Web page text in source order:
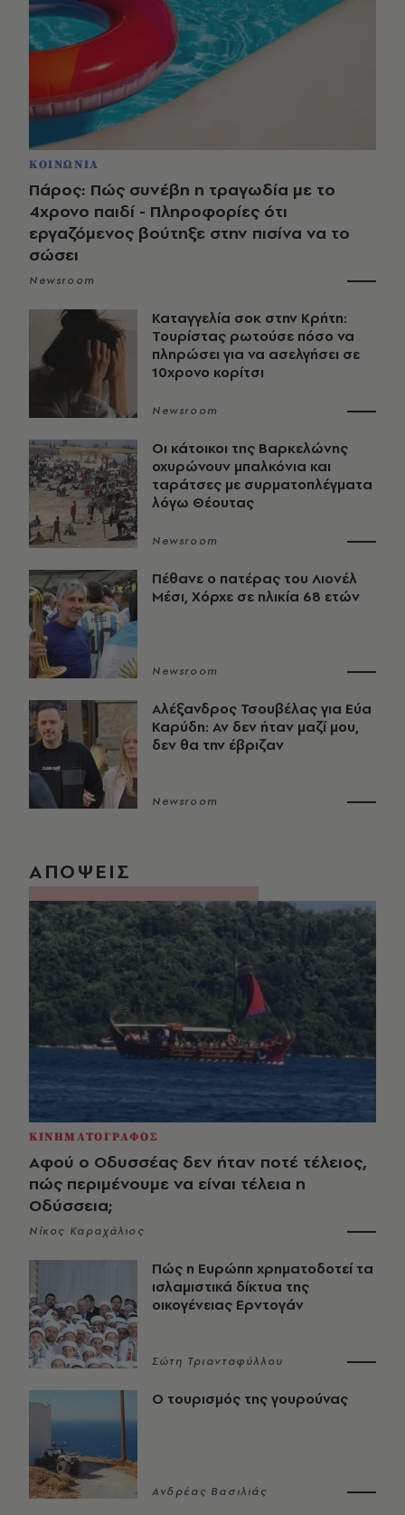
ΚΟΙΝΩΝΙΑ
Πάρος: Πώς συνέβη η τραγωδία με το
4χρονο παιδί - Πληροφορίες ότι
εργαζόμενος βούτηξε στην πισίνα να το
σώσει
Newsroom
Καταγγελία σοκ στην Κρήτη:
Τουρίστας ρωτούσε πόσο να
πληρώσει για να ασελγήσει σε
10χρονο κορίτσι
Newsroom
Οι κάτοικοι της Βαρκελώνης
οχυρώνουν μπαλκόνια και
ταράτσες με συρματοπλέγματα
λόγω Θέουτας
Newsroom
Πέθανε ο πατέρας του Λιονέλ
Μέσι, Χόρχε σε ηλικία 68 ετών
Newsroom
Αλέξανδρος Τσουβέλας για Εύα
Καρύδη: Αν δεν ήταν μαζί μου,
δεν θα την έβριζαν
Newsroom
ΑΠΟΨΕΙΣ
ΚΙΝΗΜΑΤΟΓΡΑΦΟΣ
Αφού ο Οδυσσέας δεν ήταν ποτέ τέλειος,
πώς περιμένουμε να είναι τέλεια η
Οδύσσεια;
Νίκος Καραχάλιος
Πώς η Ευρώπη χρηματοδοτεί τα
ισλαμιστικά δίκτυα της
οικογένειας Ερντογάν
Σώτη Τριανταφύλλου
Ο τουρισμός της γουρούνας
Ανδρέας Βασιλιάς